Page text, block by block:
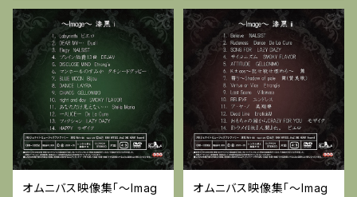
オムニバス映像集「～Imag
オムニバス映像集「～Imag